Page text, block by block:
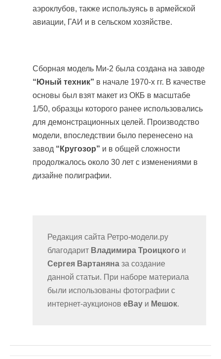
аэроклубов, также используясь в армейской
авиации, ГАИ и в сельском хозяйстве.
Сборная модель Ми-2 была создана на заводе
“Юный техник” в начале 1970-х гг. В качестве
основы был взят макет из ОКБ в масштабе
1/50, образцы которого ранее использовались
для демонстрационных целей. Производство
модели, впоследствии было перенесено на
завод “Кругозор” и в общей сложности
продолжалось около 30 лет с изменениями в
дизайне полиграфии.
Редакция сайта Ретро-модели.ру
благодарит Владимира Троицкого и
Сергея Вартаняна за создание
данной статьи. При наборе материала
были использованы фотографии с
интернет-аукционов eBay и Мешок.